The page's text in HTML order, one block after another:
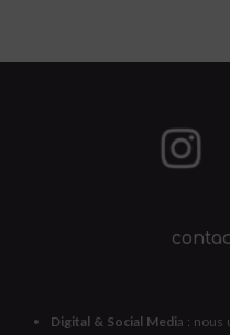
Digital & Social Media : nous